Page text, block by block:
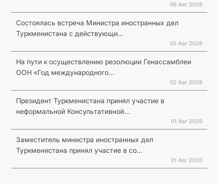
06 Авг 2026
Состоялась встреча Министра иностранных дел
Туркменистана с действующи...
05 Авг 2026
На пути к осуществлению резолюции Генассамблеи
ООН «Год международного...
02 Авг 2026
Президент Туркменистана принял участие в
неформальной Консультативной...
01 Авг 2026
Заместитель министра иностранных дел
Туркменистана принял участие в со...
01 Авг 2026